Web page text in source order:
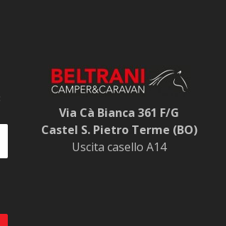
Via Cà Bianca 361 F/G
Castel S. Pietro Terme (BO)
Uscita casello A14